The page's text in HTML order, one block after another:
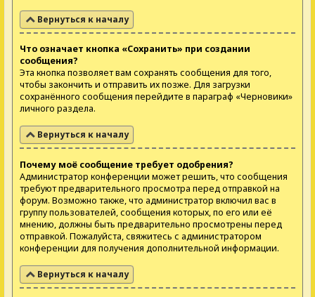
Вернуться к началу
Что означает кнопка «Сохранить» при создании
сообщения?
Эта кнопка позволяет вам сохранять сообщения для того,
чтобы закончить и отправить их позже. Для загрузки
сохранённого сообщения перейдите в параграф «Черновики»
личного раздела.
Вернуться к началу
Почему моё сообщение требует одобрения?
Администратор конференции может решить, что сообщения
требуют предварительного просмотра перед отправкой на
форум. Возможно также, что администратор включил вас в
группу пользователей, сообщения которых, по его или её
мнению, должны быть предварительно просмотрены перед
отправкой. Пожалуйста, свяжитесь с администратором
конференции для получения дополнительной информации.
Вернуться к началу